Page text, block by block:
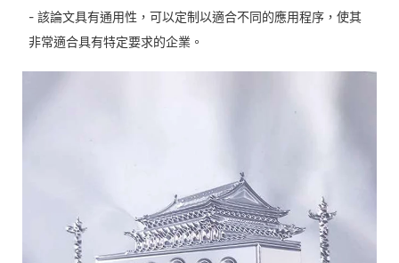
- 該論文具有通用性，可以定制以適合不同的應用程序，使其
非常適合具有特定要求的企業。